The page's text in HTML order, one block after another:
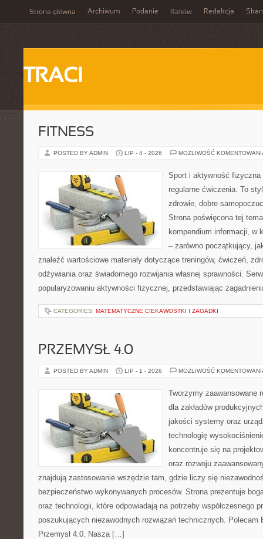
Strona główna Archiwum Podanie Raków Redakcja
TRACI
FITNESS
POSTED BY ADMIN LIP - 4 - 2026 MOŻLIWOŚĆ
Sport i aktywność
regularne ćwiczenia. To
zdrowie, dobre
Strona poświęcona tej
kompendium informacji, w
– zarówno początkujący,
znaleźć wartościowe materiały dotyczące treningów, ćwiczeń,
odżywiania oraz świadomego rozwijania własnej sprawności.
popularyzowaniu aktywności fizycznej, przedstawiając
CATEGORIES: MATEMATYCZNE CIEKAWOSTKI I ZAGADKI
PRZEMYSŁ 4.0
POSTED BY ADMIN LIP - 1 - 2026 MOŻLIWOŚĆ
Tworzymy zaawansowane
dla zakładów
jakości systemy oraz
technologię
koncentruje się na
oraz rozwoju
znajdują zastosowanie wszędzie tam, gdzie liczy się
bezpieczeństwo wykonywanych procesów. Strona prezentuje
oraz technologii, które odpowiadają na potrzeby współczesnego
poszukujących niezawodnych rozwiązań technicznych. Polecam
Przemysł 4.0. Nasza […]